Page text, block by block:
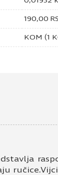
190,00
KOM (1